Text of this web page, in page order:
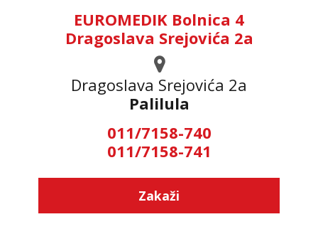
EUROMEDIK Bolnica 4
Dragoslava Srejovića 2a
Dragoslava Srejovića 2а
Palilula
011/7158-740
011/7158-741
Zakaži